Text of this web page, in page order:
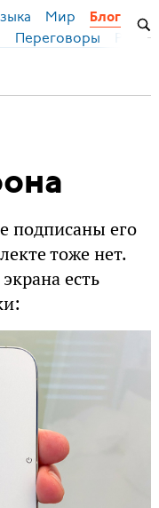
Мир
Блог
Переговоры
подписаны его
тоже нет.
есть